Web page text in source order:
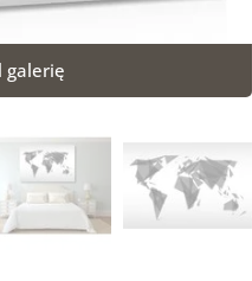
galerię